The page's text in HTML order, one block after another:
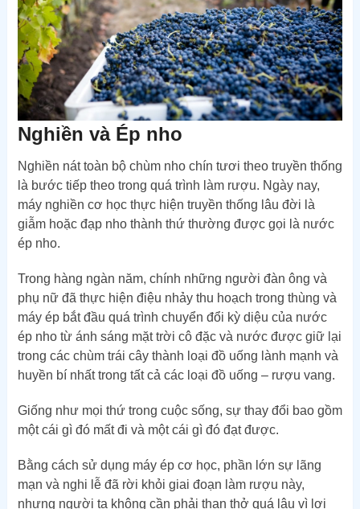
Nghiền và Ép nho
Nghiền nát toàn bộ chùm nho chín tươi theo truyền thống
là bước tiếp theo trong quá trình làm rượu. Ngày nay,
máy nghiền cơ học thực hiện truyền thống lâu đời là
giẫm hoặc đạp nho thành thứ thường được gọi là nước
ép nho.
Trong hàng ngàn năm, chính những người đàn ông và
phụ nữ đã thực hiện điệu nhảy thu hoạch trong thùng và
máy ép bắt đầu quá trình chuyển đổi kỳ diệu của nước
ép nho từ ánh sáng mặt trời cô đặc và nước được giữ lại
trong các chùm trái cây thành loại đồ uống lành mạnh và
huyền bí nhất trong tất cả các loại đồ uống – rượu vang.
Giống như mọi thứ trong cuộc sống, sự thay đổi bao gồm
một cái gì đó mất đi và một cái gì đó đạt được.
Bằng cách sử dụng máy ép cơ học, phần lớn sự lãng
mạn và nghi lễ đã rời khỏi giai đoạn làm rượu này,
nhưng người ta không cần phải than thở quá lâu vì lợi